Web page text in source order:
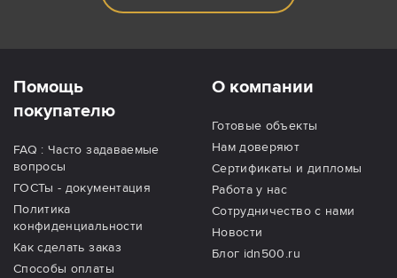
Помощь
покупателю
FAQ : Часто задаваемые
вопросы
ГОСТы - документация
Политика
конфиденциальности
Как сделать заказ
Способы оплаты
О компании
Готовые объекты
Нам доверяют
Сертификаты и дипломы
Работа у нас
Сотрудничество с нами
Новости
Блог idn500.ru